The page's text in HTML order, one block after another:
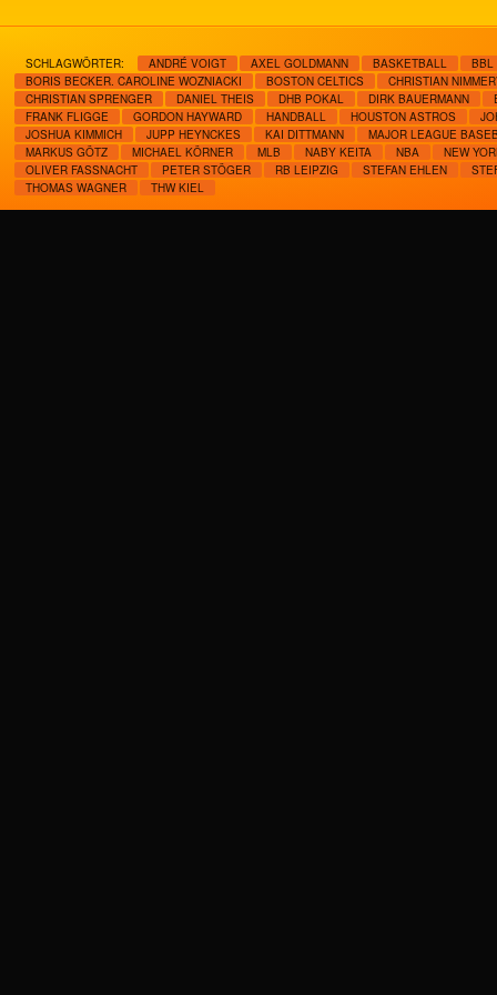
SCHLAGWÖRTER: ANDRÉ VOIGT AXEL GOLDMANN BASKETBALL
BBL
BORIS BECKER. CAROLINE WOZNIACKI
BOSTON CELTICS
CHRISTIAN
CHRISTIAN SPRENGER
DANIEL THEIS DHB POKAL DIRK BAUERMANN
FRANK FLIGGE
GORDON HAYWARD HANDBALL HOUSTON ASTROS
JOSHUA KIMMICH
JUPP HEYNCKES KAI DITTMANN
MAJOR LEAGUE
MARKUS GÖTZ
MICHAEL KÖRNER MLB NABY KEITA NBA
NEW
OLIVER FASSNACHT
PETER STÖGER RB LEIPZIG STEFAN EHLEN
THOMAS WAGNER
THW KIEL